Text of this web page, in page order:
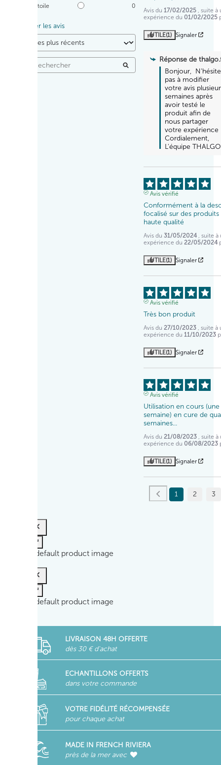
étoile 0
Trier les avis
Avis du 17/02/2025
, suite à
expérience du 01/02/2025
UTILE(1) Signaler
Réponse de
Bonjour,
pas à modifier
votre avis
semaines après
avoir testé le
produit afin de
nous partager
votre expérience
Cordialement,
L'équipe THALGO
Avis vérifié
Conformément à la
focalisé sur des produits
haute qualité
Avis du31/05/2024
, suite
expérience du 22/05/2024
UTILE(1) Signaler
Avis vérifié
Très bon produit
Avis du 27/10/2023
, suite à
expérience du 11/10/2023
UTILE(1) Signaler
Avis vérifié
Utilisation en cours (une
semaine) en cure de
semaines...
Avis du 21/08/2023
, suite
expérience du 06/08/2023
UTILE(1) Signaler
1 2 3
LIVRAISON 48H OFFERTE
dès 30 € d'achat
ECHANTILLONS OFFERTS
dans votre commande
VOTRE FIDÉLITÉ RÉCOMPENSÉE
pour chaque achat
MADE IN FRENCH RIVIERA
près de la mer avec